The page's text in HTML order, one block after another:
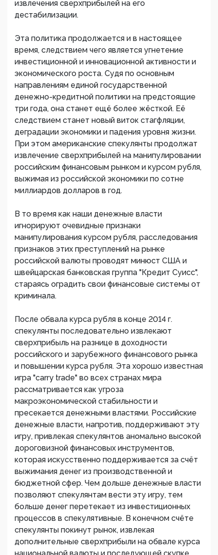
извлечения сверхприбылей на его
дестабилизации.
Эта политика продолжается и в настоящее
время, следствием чего является угнетение
инвестиционной и инновационной активности и
экономического роста. Судя по основным
направлениям единой государственной
денежно-кредитной политики на предстоящие
три года, она станет ещё более жёсткой. Её
следствием станет новый виток стагфляции,
деградации экономики и падения уровня жизни.
При этом американские спекулянты продолжат
извлечение сверхприбылей на манипулировании
российским финансовым рынком и курсом рубля,
выжимая из российской экономики по сотне
миллиардов долларов в год.
В то время как наши денежные власти
игнорируют очевидные признаки
манипулирования курсом рубля, расследования
признаков этих преступлений на рынке
российской валюты проводят минюст США и
швейцарская банковская группа "Кредит Суисс",
стараясь оградить свои финансовые системы от
криминала.
После обвала курса рубля в конце 2014 г.
спекулянты последовательно извлекают
сверхприбыль на разнице в доходности
российского и зарубежного финансового рынка
и повышении курса рубля. Эта хорошо известная
игра "carry trade" во всех странах мира
рассматривается как угроза
макроэкономической стабильности и
пресекается денежными властями. Российские
денежные власти, напротив, поддерживают эту
игру, привлекая спекулянтов аномально высокой
дороговизной финансовых инструментов,
которая искусственно поддерживается за счёт
выжимания денег из производственной и
бюджетной сфер. Чем дольше денежные власти
позволяют спекулянтам вести эту игру, тем
больше денег перетекает из инвестиционных
процессов в спекулятивные. В конечном счёте
спекулянты покинут рынок, извлекая
дополнительные сверхприбыли на обвале курса